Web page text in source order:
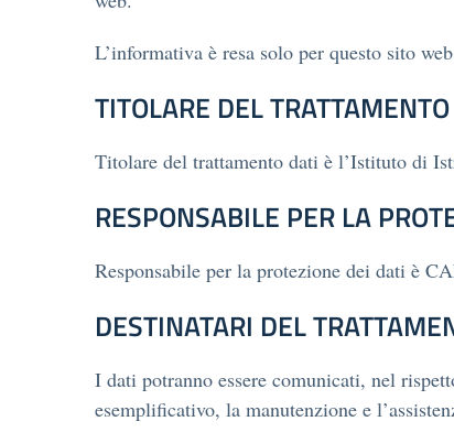
L’informativa è resa solo per questo sito
TITOLARE DEL TRATTAMENTO
Titolare del trattamento dati è l’Istituto di
RESPONSABILE PER LA
Responsabile per la protezione dei dati è
DESTINATARI DEL
I dati potranno essere comunicati, nel
esemplificativo, la manutenzione e